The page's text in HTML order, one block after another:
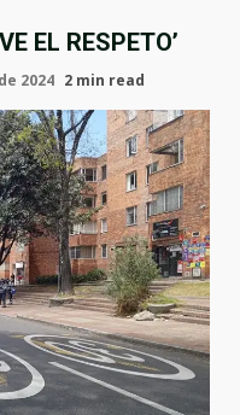
EL RESPETO’
2024 2 min read